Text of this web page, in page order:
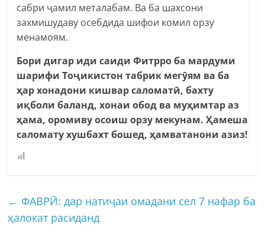
сабри ҷамил металабам. Ва ба шахсони
захмишудаву осебдида шифои комил орзу
менамоям.
Бори дигар иди саиди Фитрро ба мардуми
шарифи Тоҷикистон табрик мегӯям ва ба
ҳар хонадони кишвар саломатӣ, бахту
иқболи баланд, хонаи обод ва муҳимтар аз
ҳама, оромиву осоиш орзу мекунам. Ҳамеша
саломату хушбахт бошед, ҳамватанони азиз!
← ФАВРӢ: дар натиҷаи омадани сел 7 нафар ба
ҳалокат расиданд